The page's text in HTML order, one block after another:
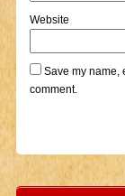
Website
Save my name,
comment.